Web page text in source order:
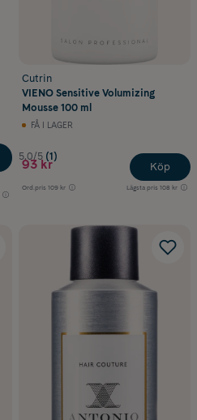
Cutrin
VIENO Sensitive Volumizing
Mousse 100 ml
FÅ I LAGER
5.0/5 (1)
93 kr
Ord.pris 109 kr Lägsta pris 108 kr
Köp